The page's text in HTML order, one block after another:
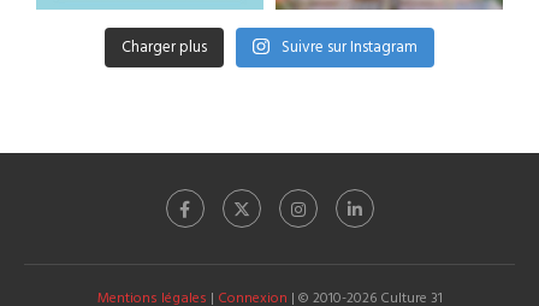
Charger plus Suivre sur Instagram
Mentions légales | Connexion | © 2010-2026 Culture 31